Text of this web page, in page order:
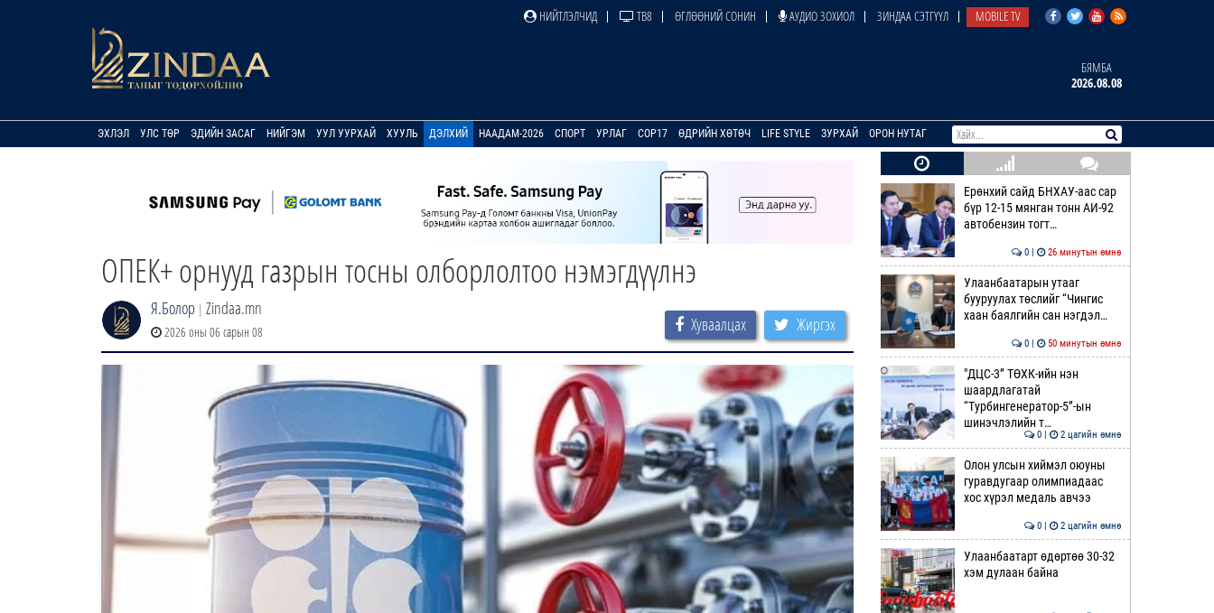
НИЙТЛЭЛЧИД ТВ8 ӨГЛӨӨНИЙ СОНИН АУДИО ЗОХИОЛ ЗИНДАА СЭТГҮҮЛ MOBILE TV
БЯМБА
2026.08.08
ЭХЛЭЛ УЛС ТӨР ЭДИЙН ЗАСАГ НИЙГЭМ УУЛ УУРХАЙ ХУУЛЬ ДЭЛХИЙ НААДАМ-2026 СПОРТ УРЛАГ COP17 ӨДРИЙН ХӨТӨЧ LIFE STYLE ЗУРХАЙ ОРОН НУТАГ
ОПЕК+ орнууд газрын тосны олборлолтоо нэмэгдүүлнэ
Я.Болор | Zindaa.mn
2026 оны 06 сарын 08 Хуваалцах Жиргэх
Ерөнхий сайд БНХАУ-аас сар
бүр 12-15 мянган тонн АИ-92
автобензин тогт…
0 | 26 минутын өмнө
Улаанбаатарын утааг
бууруулах төслийг “Чингис
хаан баялгийн сан нэгдэл…
0 | 50 минутын өмнө
"ДЦС-3” ТӨХК-ийн нэн
шаардлагатай
“Турбингенератор-5”-ын
шинэчлэлийн т…
0 | 2 цагийн өмнө
Олон улсын хиймэл оюуны
гуравдугаар олимпиадаас
хос хүрэл медаль авчээ
0 | 2 цагийн өмнө
Улаанбаатарт өдөртөө 30-32
хэм дулаан байна